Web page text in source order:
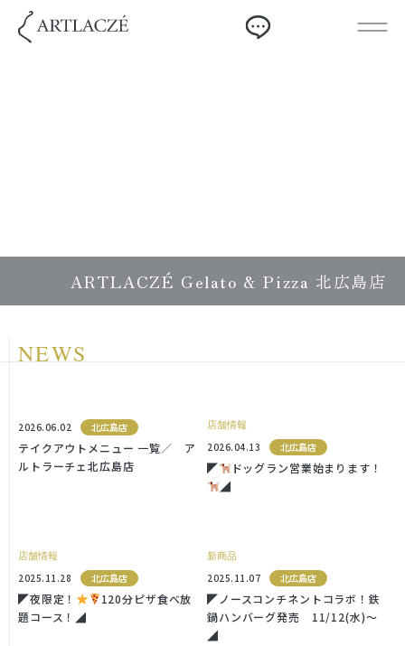
ARTLACZÉ Gelato & Pizza 北広島店
NEWS
2026.06.02 北広島店
テイクアウトメニュー 一覧／ ア
ルトラーチェ北広島店
店舗情報
2026.04.13
北広島店
◤
ドッグラン営業始まります！
◢
店舗情報
2025.11.28
北広島店
◤夜限定！
120分ピザ食べ放
題コース！◢
新商品
2025.11.07
北広島店
◤ノースコンチネントコラボ！鉄
鍋ハンバーグ発売 11/12(水)〜
◢